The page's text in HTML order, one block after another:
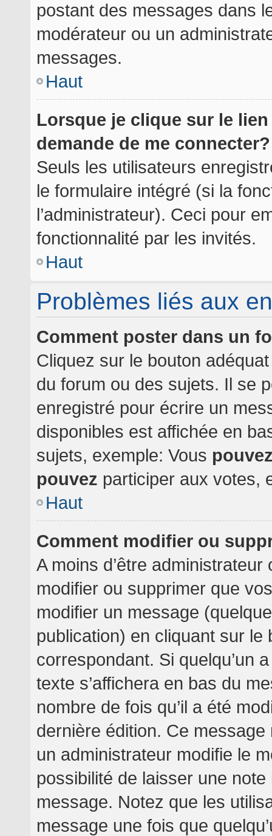
postant des messages dans
modérateur ou un
messages.
Haut
Lorsque je clique sur le
demande de me connecter?
Seuls les utilisateurs
le formulaire intégré (si la
l’administrateur). Ceci pour
fonctionnalité par les invités.
Haut
Problèmes liés aux
Comment poster dans un
Cliquez sur le bouton
du forum ou des sujets. Il se
enregistré pour écrire un
disponibles est affichée en
sujets, exemple: Vous
pouvez participer aux votes,
Haut
Comment modifier ou
A moins d’être
modifier ou supprimer que
modifier un message
publication) en cliquant sur le
correspondant. Si quelqu’un
texte s’affichera en bas du
nombre de fois qu’il a été
dernière édition. Ce
un administrateur modifie le
possibilité de laisser une note
message. Notez que les
message une fois que